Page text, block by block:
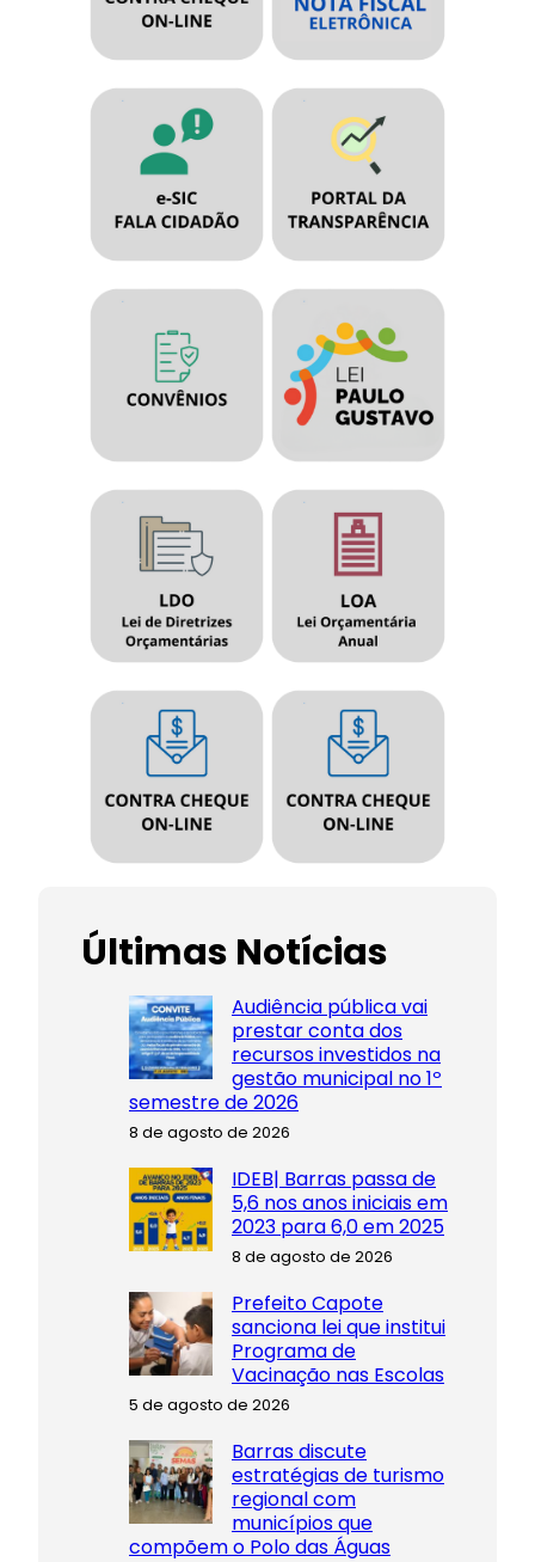
Últimas Notícias
Audiência pública vai
prestar conta dos
recursos investidos na
gestão municipal no 1º
semestre de 2026
8 de agosto de 2026
IDEB| Barras passa de
5,6 nos anos iniciais em
2023 para 6,0 em 2025
8 de agosto de 2026
Prefeito Capote
sanciona lei que institui
Programa de
Vacinação nas Escolas
5 de agosto de 2026
Barras discute
estratégias de turismo
regional com
municípios que
compõem o Polo das Águas